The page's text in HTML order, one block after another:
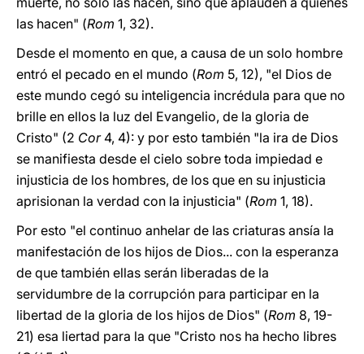
las hacen" (Rom 1, 32).
Desde el momento en que, a causa de un solo hombre
entró el pecado en el mundo (Rom 5, 12), "el Dios de
este mundo cegó su inteligencia incrédula para que no
brille en ellos la luz del Evangelio, de la gloria de
Cristo" (2 Cor4, 4): y por esto también "la ira de Dios
se manifiesta desde el cielo sobre toda impiedad e
injusticia de los hombres, de los que en su injusticia
aprisionan la verdad con la injusticia" (Rom 1, 18).
Por esto "el continuo anhelar de las criaturas ansía la
manifestación de los hijos de Dios... con la esperanza
de que también ellas serán liberadas de la
servidumbre de la corrupción para participar en la
libertad de la gloria de los hijos de Dios" (Rom 8, 19-
21) esa liertad para la que "Cristo nos ha hecho libres